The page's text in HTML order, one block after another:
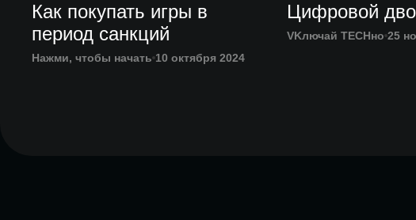
Как покупать игры в
период санкций
Нажми, чтобы начать 10 октября 2024
Цифровой
VKлючай TECHно 25